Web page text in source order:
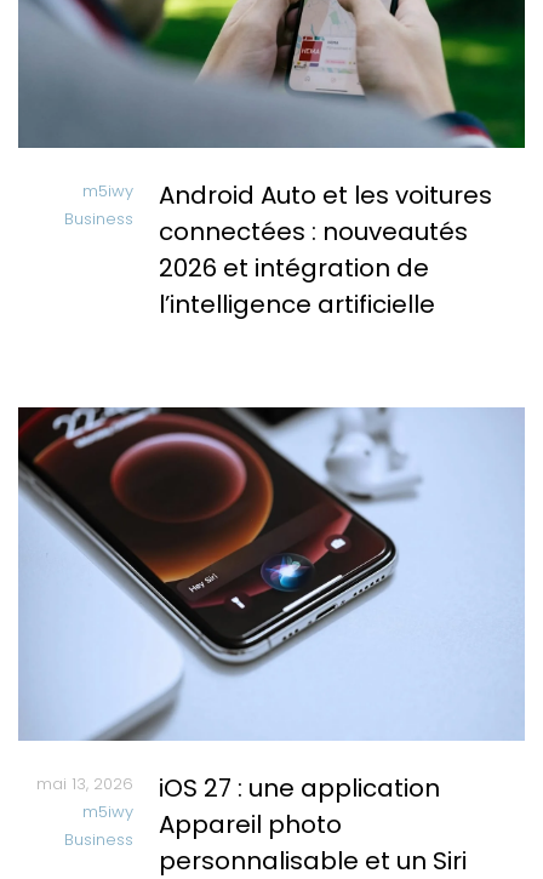
m5iwy
Business
Android Auto et les voitures
connectées : nouveautés
2026 et intégration de
l’intelligence artificielle
mai 13, 2026
m5iwy
Business
iOS 27 : une application
Appareil photo
personnalisable et un Siri